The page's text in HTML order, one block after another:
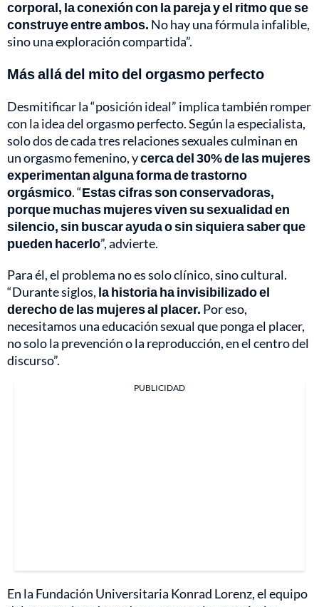
corporal, la conexión con la pareja y el ritmo que se
construye entre ambos. No hay una fórmula infalible,
sino una exploración compartida”.
Más allá del mito del orgasmo perfecto
Desmitificar la “posición ideal” implica también romper
con la idea del orgasmo perfecto. Según la especialista,
solo dos de cada tres relaciones sexuales culminan en
un orgasmo femenino, ycerca del 30% de las mujeres
experimentan alguna forma de trastorno
orgásmico. “Estas cifras son conservadoras,
porque muchas mujeres viven su sexualidad en
silencio, sin buscar ayuda o sin siquiera saber que
pueden hacerlo”, advierte.
Para él, el problema no es solo clínico, sino cultural.
“Durante siglos, la historia ha invisibilizado el
derecho de las mujeres al placer. Por eso,
necesitamos una educación sexual que ponga el placer,
no solo la prevención o la reproducción, en el centro del
discurso”.
PUBLICIDAD
En la Fundación Universitaria Konrad Lorenz, el equipo